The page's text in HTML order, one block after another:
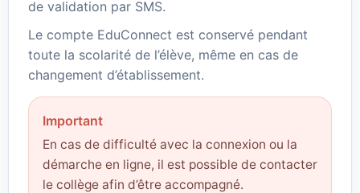
de validation par SMS.
Le compte EduConnect est conservé pendant
toute la scolarité de l’élève, même en cas de
changement d’établissement.
Important
En cas de difficulté avec la connexion ou la
démarche en ligne, il est possible de contacter
le collège afin d’être accompagné.